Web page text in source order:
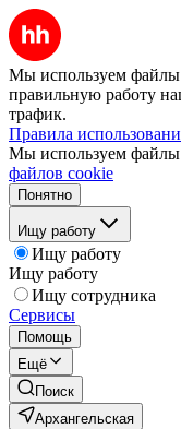
Мы используем файлы
правильную работу
трафик.
Правила
Мы используем файлы
файлов cookie
Понятно
Ищу работу
Ищу работу
Ищу работу
Ищу сотрудника
Сервисы
Помощь
Ещё
Поиск
Архангельская